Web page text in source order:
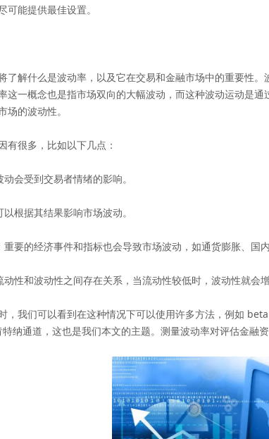
可能提供最佳设置。
解什么是波动率，以及它在交易和金融市场中的重要性。
这一概念也是指市场双向的大幅波动，而这种波动运动是
场的波动性。
很多，比如以下几点：
受到交易者情绪的影响。
据其结果影响市场波动。
的经济事件和指标也会导致市场波动，如通货膨胀、国内
和波动性之间存在关系，当流动性较低时，波动性就会增
我们可以看到在这种情况下可以使用许多方法，例如 beta
纳通道，这也是我们本文的主题。测量波动率对评估金融资